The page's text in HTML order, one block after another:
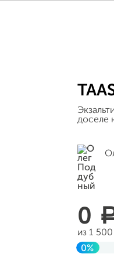
доселе
0
из 1
0%